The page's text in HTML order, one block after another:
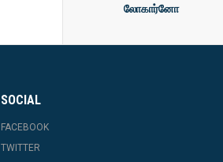
லோகார்னோ
SOCIAL
FACEBOOK
TWITTER